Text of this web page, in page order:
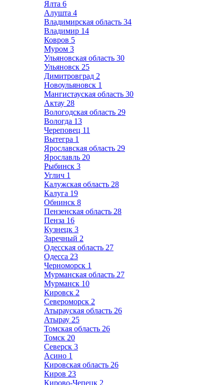
Ялта 6
Алушта 4
Владимирская область 34
Владимир 14
Ковров 5
Муром 3
Ульяновская область 30
Ульяновск 25
Димитровград 2
Новоульяновск 1
Мангистауская область 30
Актау 28
Вологодская область 29
Вологда 13
Череповец 11
Вытегра 1
Ярославская область 29
Ярославль 20
Рыбинск 3
Углич 1
Калужская область 28
Калуга 19
Обнинск 8
Пензенская область 28
Пенза 16
Кузнецк 3
Заречный 2
Одесская область 27
Одесса 23
Черноморск 1
Мурманская область 27
Мурманск 10
Кировск 2
Североморск 2
Атырауская область 26
Атырау 25
Томская область 26
Томск 20
Северск 3
Асино 1
Кировская область 26
Киров 23
Кирово-Чепецк 2